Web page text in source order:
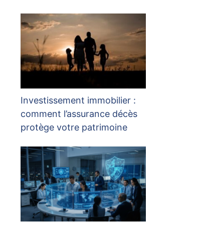
Investissement immobilier :
comment l’assurance décès
protège votre patrimoine